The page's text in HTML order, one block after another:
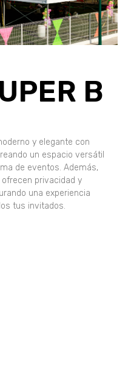
B
y elegante con
un espacio versátil
de eventos. Además,
privacidad y
una experiencia
tus invitados.